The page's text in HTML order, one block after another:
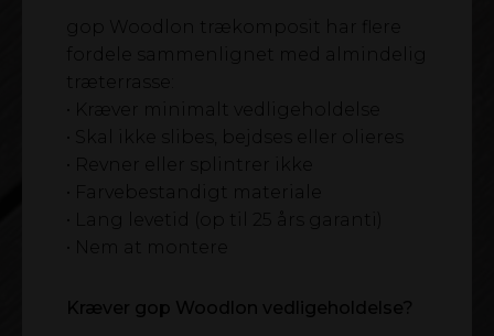
gop Woodlon trækomposit har flere
fordele sammenlignet med almindelig
træterrasse:
• Kræver minimalt vedligeholdelse
• Skal ikke slibes, bejdses eller olieres
• Revner eller splintrer ikke
• Farvebestandigt materiale
• Lang levetid (op til 25 års garanti)
• Nem at montere
Kræver gop Woodlon vedligeholdelse?